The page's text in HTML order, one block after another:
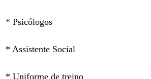
* Psicólogos
* Assistente Social
* Uniforme de treino